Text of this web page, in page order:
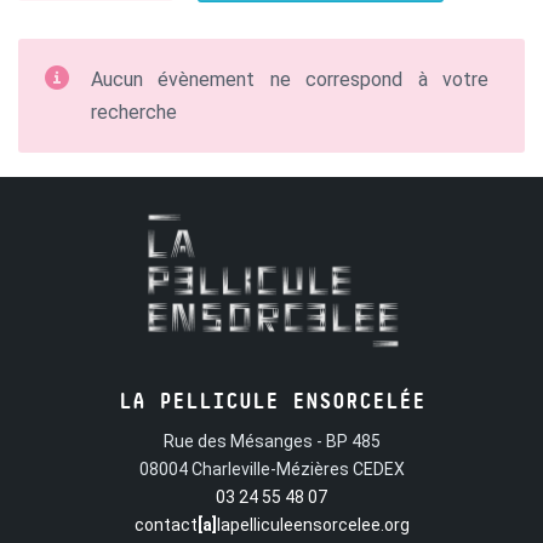
Aucun évènement ne correspond à votre
recherche
LA PELLICULE ENSORCELÉE
Rue des Mésanges - BP 485
08004 Charleville-Mézières CEDEX
03 24 55 48 07
contact [a] lapelliculeensorcelee.org